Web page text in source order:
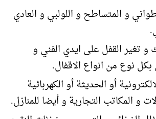
و المتساطح و اللولبي و العادي
و تغير القفل على ايدي الفني و
نوع من انواع الاقفال.
أو الحديثة أو الكهربائية
و المكاتب التجارية و أيضا للمنازل.